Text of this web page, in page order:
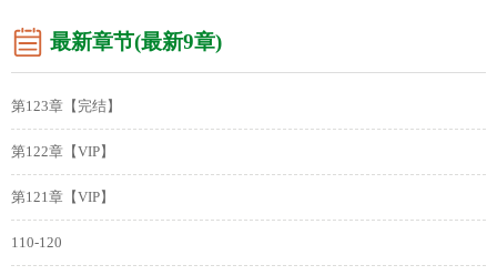
最新章节(最新9章)
第123章【完结】
第122章【VIP】
第121章【VIP】
110-120